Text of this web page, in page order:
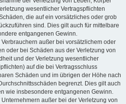
wesentlicher Vertragspflichten
die auf ein vorsätzliches oder grob
sind. Dies gilt auch für mittelbare
entgangenen Gewinn.
außer bei vorsätzlichem oder
oder bei Schäden aus der Verletzung von
und der Verletzung wesentlicher
auf die bei Vertragsschluss
Schäden und im übrigen der Höhe nach
begrenzt. Dies gilt auch
wie insbesondere entgangenen Gewinn.
außer bei der Verletzung von